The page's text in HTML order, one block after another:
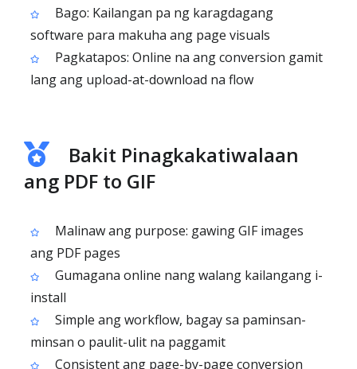
Bago: Kailangan pa ng karagdagang
software para makuha ang page visuals
Pagkatapos: Online na ang conversion gamit
lang ang upload-at-download na flow
Bakit Pinagkakatiwalaan
ang PDF to GIF
Malinaw ang purpose: gawing GIF images
ang PDF pages
Gumagana online nang walang kailangang i-
install
Simple ang workflow, bagay sa paminsan-
minsan o paulit-ulit na paggamit
Consistent ang page-by-page conversion